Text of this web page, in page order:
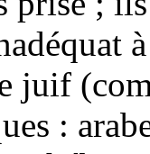
juif
: